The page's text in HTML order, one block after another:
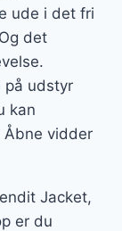
ude i det fri
det
på udstyr
kan
Åbne vidder
Jacket,
er du